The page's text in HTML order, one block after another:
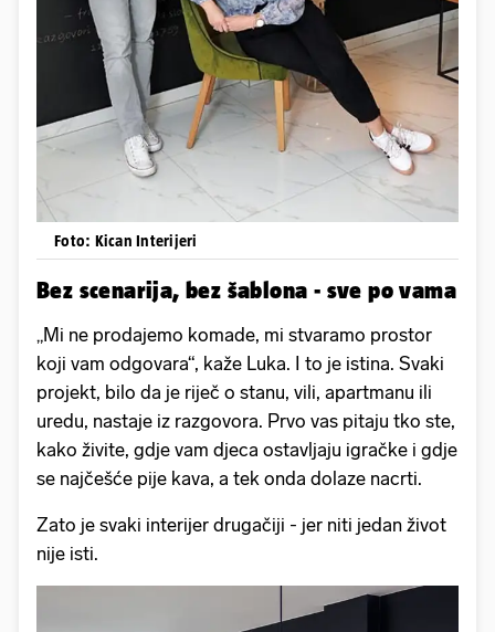
Foto: Kican Interijeri
Bez scenarija, bez šablona - sve po vama
„Mi ne prodajemo komade, mi stvaramo prostor
koji vam odgovara“, kaže Luka. I to je istina. Svaki
projekt, bilo da je riječ o stanu, vili, apartmanu ili
uredu, nastaje iz razgovora. Prvo vas pitaju tko ste,
kako živite, gdje vam djeca ostavljaju igračke i gdje
se najčešće pije kava, a tek onda dolaze nacrti.
Zato je svaki interijer drugačiji - jer niti jedan život
nije isti.